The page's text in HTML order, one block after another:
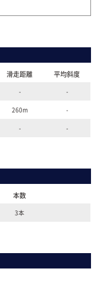
滑走距離 平均斜度
- -
260m -
- -
本数
3本